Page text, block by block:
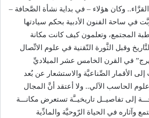
القرَّاء.. وكان هؤلاء – في بداية نشأة الصَّحافة –
في ساحة الفنون الأدبية بحكم سيادتها
المجتمع، وتعلمون كيف كانت مكانة
وقبل الثَّورة التّقنية في علوم الاتِّصال
في القرن الخامس عشر الميلاديِّ
الأقمار الصِّناعيَّة والاستشعار عن بُعد
الحاسب الآلي.. ولا أعتقد أنَّ المجال
إلى تفاصيــل تاريخيــَّة تستعرض مكانـــة
وآثاره في الحياة الرّوحيَّة والمادِّية